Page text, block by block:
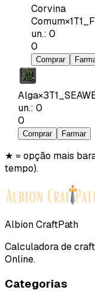
Corvina
Comum×1
un.: 0
0
Comprar
Alga×3
un.: 0
0
Comprar Farmar
★ = opção mais
tempo).
Albion CraftPath
Calculadora de
Online.
Categorias